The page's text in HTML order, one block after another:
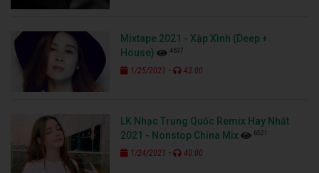
Mixtape 2021 - Xập Xình (Deep +
House)
4637
1/25/2021 - 43:00
LK Nhạc Trung Quốc Remix Hay Nhất
2021 - Nonstop China Mix
6521
1/24/2021 - 40:00